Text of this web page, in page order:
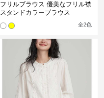
フリルブラウス 優美なフリル襟
スタンドカラーブラウス
全2色